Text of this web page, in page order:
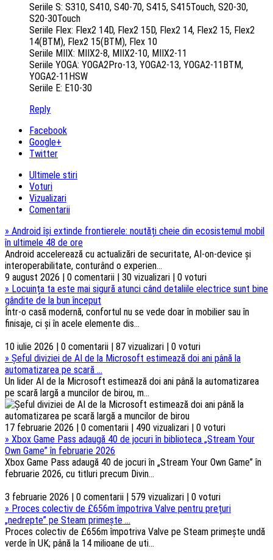
Seriile S: S310, S410, S40-70, S415, S415Touch, S20-30,
S20-30Touch
Seriile Flex: Flex2 14D, Flex2 15D, Flex2 14, Flex2 15, Flex2
14(BTM), Flex2 15(BTM), Flex 10
Seriile MIIX: MIIX2-8, MIIX2-10, MIIX2-11
Seriile YOGA: YOGA2Pro-13, YOGA2-13, YOGA2-11BTM,
YOGA2-11HSW
Seriile E: E10-30
Reply
Facebook
Google+
Twitter
Ultimele stiri
Voturi
Vizualizari
Comentarii
» Android își extinde frontierele: noutăți cheie din ecosistemul mobil
în ultimele 48 de ore
Android accelerează cu actualizări de securitate, AI-on-device și
interoperabilitate, conturând o experien...
9 august 2026 | 0 comentarii | 30 vizualizari | 0 voturi
» Locuința ta este mai sigură atunci când detaliile electrice sunt bine
gândite de la bun început
Într-o casă modernă, confortul nu se vede doar în mobilier sau în
finisaje, ci și în acele elemente dis...
10 iulie 2026 | 0 comentarii | 87 vizualizari | 0 voturi
» Șeful diviziei de AI de la Microsoft estimează doi ani până la
automatizarea pe scară ...
Un lider AI de la Microsoft estimează doi ani până la automatizarea
pe scară largă a muncilor de birou, m...
17 februarie 2026 | 0 comentarii | 490 vizualizari | 0 voturi
» Xbox Game Pass adaugă 40 de jocuri în biblioteca „Stream Your
Own Game” în februarie 2026
Xbox Game Pass adaugă 40 de jocuri în „Stream Your Own Game” în
februarie 2026, cu titluri precum Divin...
3 februarie 2026 | 0 comentarii | 579 vizualizari | 0 voturi
» Proces colectiv de £656m împotriva Valve pentru prețuri
„nedrepte” pe Steam primește ...
Proces colectiv de £656m împotriva Valve pe Steam primește undă
verde în UK; până la 14 milioane de uti...